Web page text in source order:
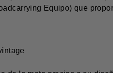
Equipo) que